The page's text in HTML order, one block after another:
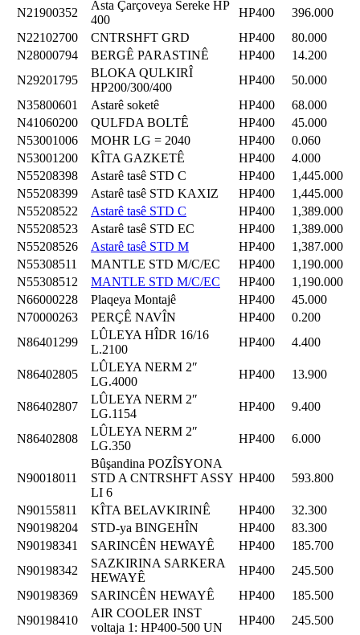
N21900352
Asta Çarçoveya Sereke HP
400
HP400
396.000
N22102700
CNTRSHFT GRD HP400
80.000
N28000794
BERGÊ PARASTINÊ HP400
14.200
N29201795
BLOKA QULKIRÎ
HP200/300/400
HP400
50.000
N35800601
Astarê soketê HP400
68.000
N41060200
QULFDA BOLTÊ HP400
45.000
N53001006
MOHR LG = 2040 HP400
0.060
N53001200
KÎTA GAZKETÊ HP400
4.000
N55208398
Astarê tasê STD C HP400
1,445.000
N55208399
Astarê tasê STD KAXIZ HP400
1,445.000
N55208522
Astarê tasê STD C HP400
1,389.000
N55208523
Astarê tasê STD EC HP400
1,389.000
N55208526
Astarê tasê STD M HP400
1,387.000
N55308511
MANTLE STD M/C/EC HP400
1,190.000
N55308512
MANTLE STD M/C/EC HP400
1,190.000
N66000228
Plaqeya Montajê HP400
45.000
N70000263
PERÇÊ NAVÎN HP400
0.200
N86401299
LÛLEYA HÎDR 16/16
L.2100
HP400 4.400
N86402805
LÛLEYA NERM 2″
LG.4000
HP400 13.900
N86402807
LÛLEYA NERM 2″
LG.1154
HP400 9.400
N86402808
LÛLEYA NERM 2″
LG.350
HP400 6.000
N90018011
Bûşandina POZÎSYONA
STD A CNTRSHFT ASSY
LI 6
HP400 593.800
N90155811 KÎTA BELAVKIRINÊ HP400
32.300
N90198204
STD-ya BINGEHÎN HP400
83.300
N90198341
SARINCÊN HEWAYÊ HP400
185.700
N90198342
SAZKIRINA SARKERA
HEWAYÊ
HP400
245.500
N90198369
SARINCÊN HEWAYÊ HP400
185.500
N90198410
AIR COOLER INST
voltaja 1: HP400-500 UN
HP400
245.500